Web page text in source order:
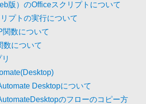
版）のOfficeスクリプトについて
プトの実行について
関数について
数について
Desktopについて
のフローのコピー方